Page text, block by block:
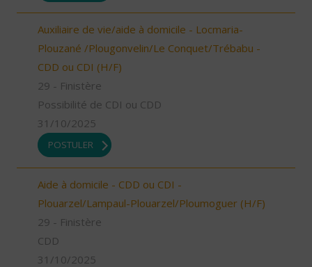
Auxiliaire de vie/aide à domicile - Locmaria-
Plouzané /Plougonvelin/Le Conquet/Trébabu -
CDD ou CDI (H/F)
29 - Finistère
Possibilité de CDI ou CDD
31/10/2025
POSTULER
Aide à domicile - CDD ou CDI -
Plouarzel/Lampaul-Plouarzel/Ploumoguer (H/F)
29 - Finistère
CDD
31/10/2025